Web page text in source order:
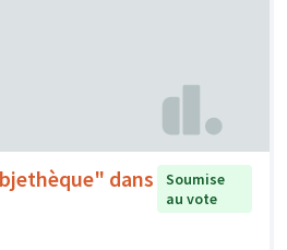
dans
Soumise
au vote